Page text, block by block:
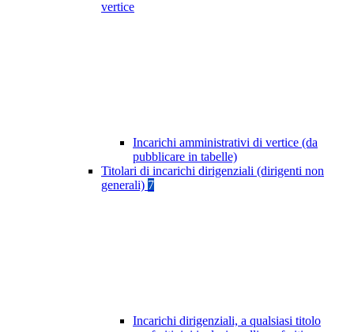
vertice
Incarichi amministrativi di vertice (da
pubblicare in tabelle)
Titolari di incarichi dirigenziali (dirigenti non
generali) 7
Incarichi dirigenziali, a qualsiasi titolo